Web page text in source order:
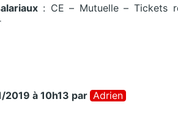
: CE – Mutuelle – Tickets
2019 à 10h13 par Adrien